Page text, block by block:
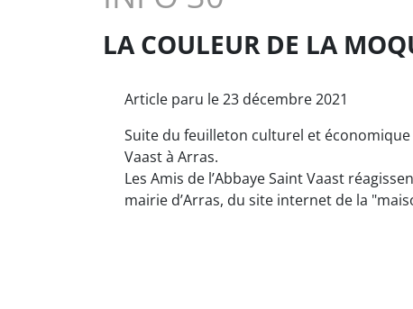
LA COULEUR DE LA
Article paru le 23 décembre 2021
Suite du feuilleton culturel et économique
Vaast à Arras.
Les Amis de l’Abbaye Saint Vaast
mairie d’Arras, du site internet de la